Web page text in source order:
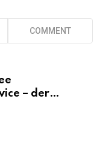
COMMENT
– der